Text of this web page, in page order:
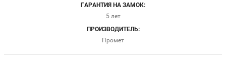
ГАРАНТИЯ НА ЗАМОК:
5 лет
ПРОИЗВОДИТЕЛЬ:
Промет